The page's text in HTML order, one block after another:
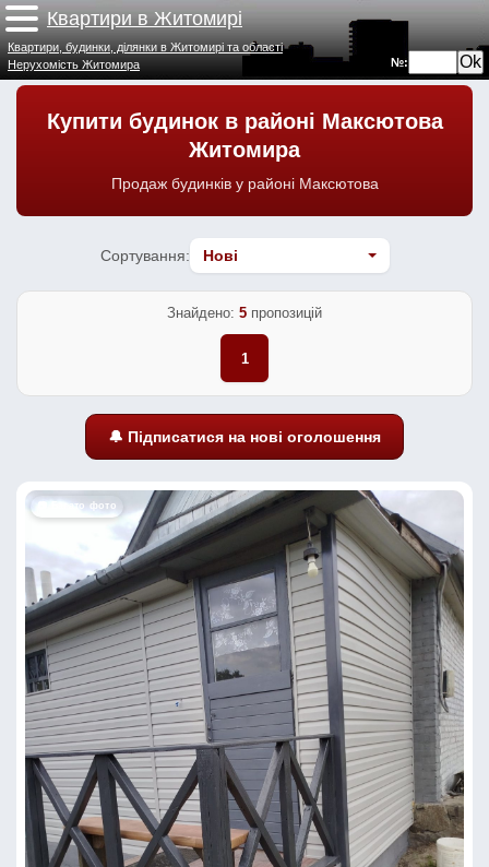
Квартири в Житомирі
№:
Квартири, будинки, ділянки в Житомирі та області
Нерухомість Житомира
Купити будинок в районі Максютова
Житомира
Продаж будинків у районі Максютова
Сортування:
Знайдено: 5 пропозицій
1
🔔 Підписатися на нові оголошення
📷 Багато фото